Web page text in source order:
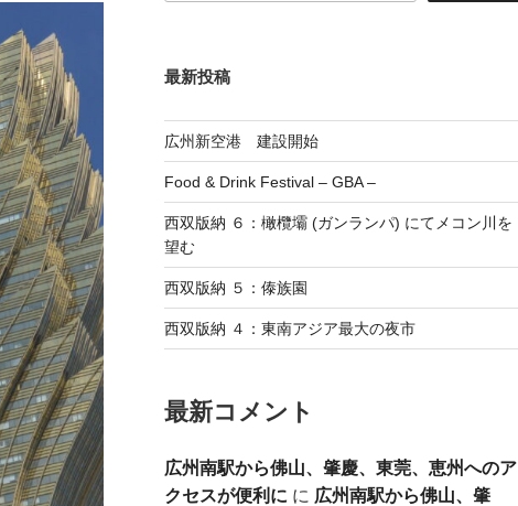
最新投稿
広州新空港 建設開始
Food & Drink Festival – GBA –
西双版納 ６：橄欖壩 (ガンランパ) にてメコン川を
望む
西双版納 ５：傣族園
西双版納 ４：東南アジア最大の夜市
最新コメント
広州南駅から佛山、肇慶、東莞、恵州へのア
クセスが便利に に 広州南駅から佛山、肇